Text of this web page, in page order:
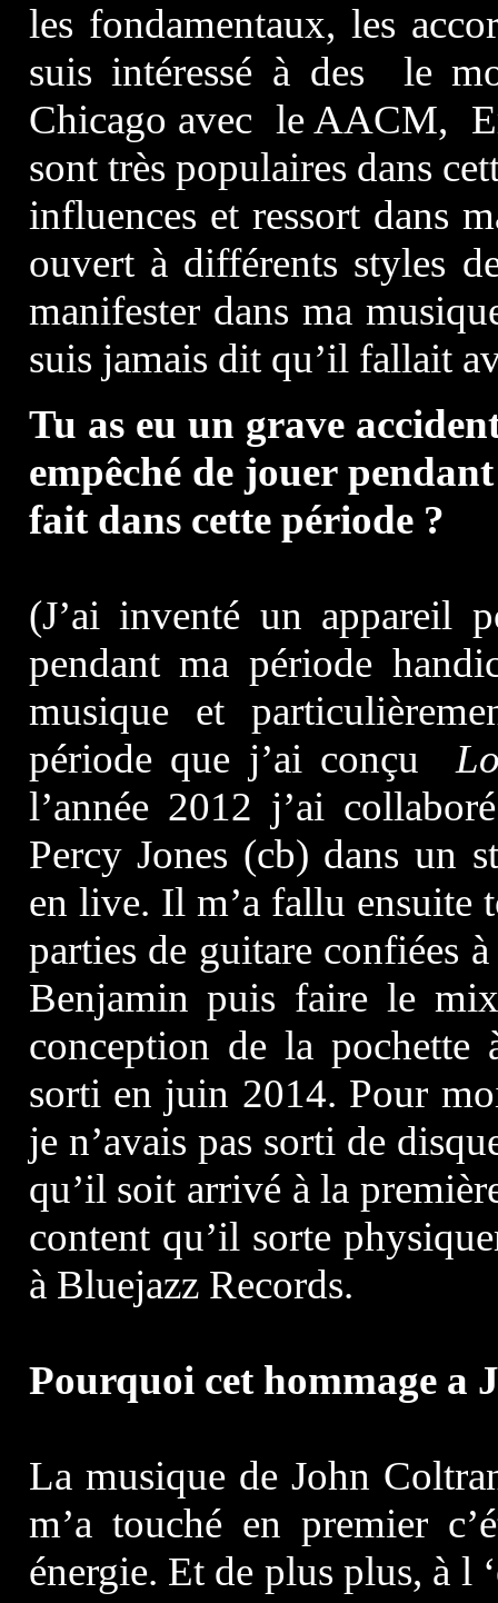
les fondamentaux, les
suis intéressé à des le
Chicago avec le AACM,
sont très populaires dans
influences et ressort dans
ouvert à différents styles
manifester dans ma
suis jamais dit qu’il fallait
Tu as eu un grave
empêché de jouer
fait dans cette période ?
(J’ai inventé un appareil
pendant ma période
musique et
période que j’ai conçu
l’année 2012 j’ai
Percy Jones (cb) dans un
en live. Il m’a fallu ensuite
parties de guitare confiées
Benjamin puis faire le
conception de la
sorti en juin 2014. Pour
je n’avais pas sorti de
qu’il soit arrivé à la
content qu’il sorte
à Bluejazz Records.
Pourquoi cet hommage a
La musique de John
m’a touché en premier
énergie. Et de plus plus, à l